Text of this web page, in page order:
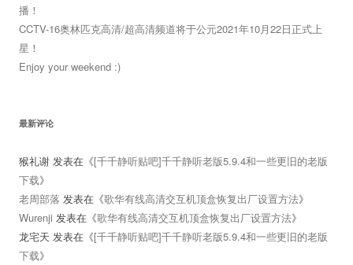
播！
CCTV-16奥林匹克高清/超高清频道将于公元2021年10月22日正式上
星！
Enjoy your weekend :)
最新评论
猴礼谢 发表在《[千千静听贴吧]千千静听老版5.9.4和一些更旧的老版
下载》
老周部落 发表在《歌华有线高清交互机顶盒恢复出厂设置方法》
Wurenji 发表在《歌华有线高清交互机顶盒恢复出厂设置方法》
龙宅天 发表在《[千千静听贴吧]千千静听老版5.9.4和一些更旧的老版
下载》